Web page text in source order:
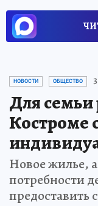
НОВОСТИ ОБЩЕСТВО
Для
Костроме
Новое жилье,
потребности
предоставить